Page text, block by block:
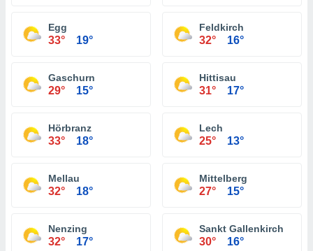
Egg
33° 19°
Feldkirch
32° 16°
Gaschurn
29° 15°
Hittisau
31° 17°
Hörbranz
33° 18°
Lech
25° 13°
Mellau
32° 18°
Mittelberg
27° 15°
Nenzing
32° 17°
Sankt Gallenkirch
30° 16°